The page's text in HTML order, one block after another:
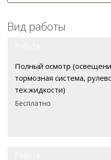
Вид работы
Полный осмотр
тормозная система,
тех.жидкости)
Бесплатно